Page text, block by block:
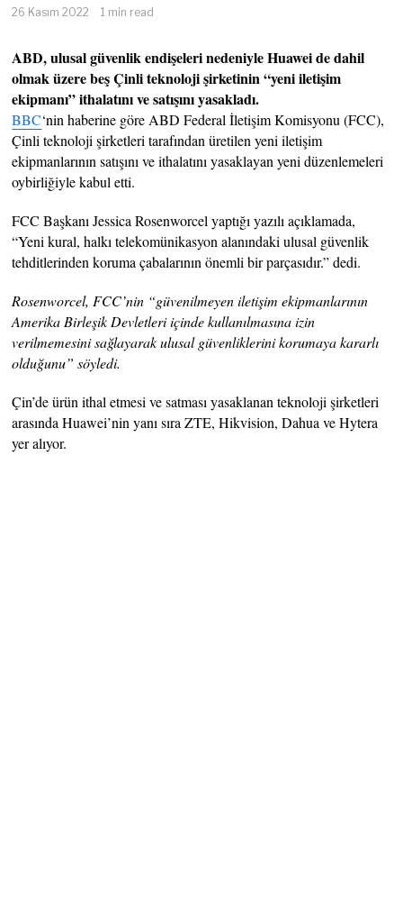
26 Kasım 2022 1 min read
ABD, ulusal güvenlik endişeleri nedeniyle Huawei de dahil
olmak üzere beş Çinli teknoloji şirketinin “yeni iletişim
ekipmanı” ithalatını ve satışını yasakladı.
BBC‘nin haberine göre ABD Federal İletişim Komisyonu (FCC),
Çinli teknoloji şirketleri tarafından üretilen yeni iletişim
ekipmanlarının satışını ve ithalatını yasaklayan yeni düzenlemeleri
oybirliğiyle kabul etti.
FCC Başkanı Jessica Rosenworcel yaptığı yazılı açıklamada,
“Yeni kural, halkı telekomünikasyon alanındaki ulusal güvenlik
tehditlerinden koruma çabalarının önemli bir parçasıdır.” dedi.
Rosenworcel, FCC’nin “güvenilmeyen iletişim ekipmanlarının
Amerika Birleşik Devletleri içinde kullanılmasına izin
verilmemesini sağlayarak ulusal güvenliklerini korumaya kararlı
olduğunu” söyledi.
Çin’de ürün ithal etmesi ve satması yasaklanan teknoloji şirketleri
arasında Huawei’nin yanı sıra ZTE, Hikvision, Dahua ve Hytera
yer alıyor.